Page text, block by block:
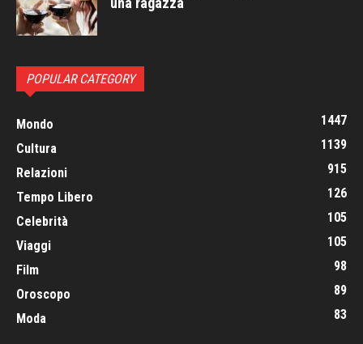
POPULAR CATEGORY
Mondo
1447
Cultura
1139
Relazioni
915
Tempo Libero
126
Celebrità
105
Viaggi
105
Film
98
Oroscopo
89
Moda
83